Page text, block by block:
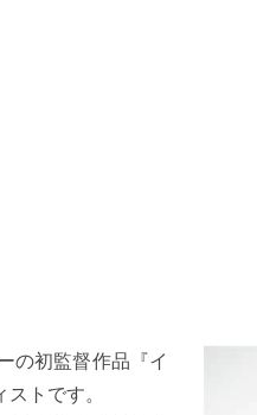
の初監督作品『イ
トです。